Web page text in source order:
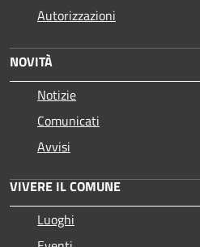
Autorizzazioni
NOVITÀ
Notizie
Comunicati
Avvisi
VIVERE IL COMUNE
Luoghi